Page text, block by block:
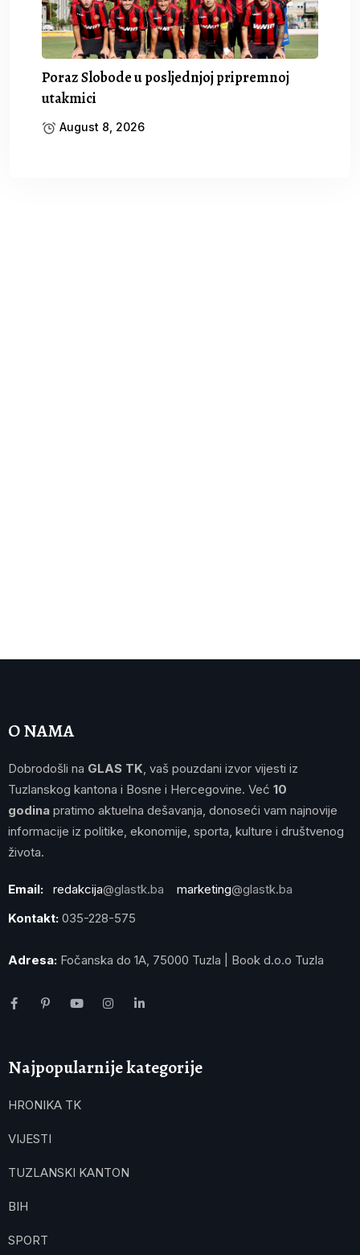
Poraz Slobode u posljednjoj pripremnoj
utakmici
August 8, 2026
O NAMA
Dobrodošli na GLAS TK , vaš pouzdani izvor vijesti iz
Tuzlanskog kantona i Bosne i Hercegovine. Već 10
godina pratimo aktuelna dešavanja, donoseći vam najnovije
informacije iz politike, ekonomije, sporta, kulture i društvenog
života.
Email: redakcija@glastk.ba marketing@glastk.ba
Kontakt: 035-228-575
Adresa: Fočanska do 1A, 75000 Tuzla | Book d.o.o Tuzla
Najpopularnije kategorije
HRONIKA TK
VIJESTI
TUZLANSKI KANTON
BIH
SPORT